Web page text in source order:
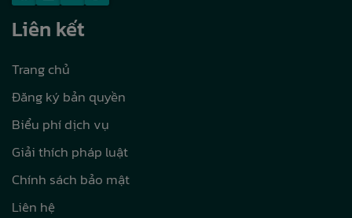
Liên kết
Trang chủ
Đăng ký bản quyền
Biểu phí dịch vụ
Giải thích pháp luật
Chính sách bảo mật
Liên hệ